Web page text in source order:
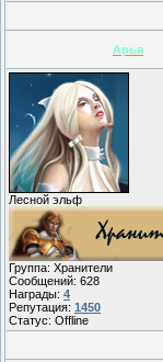
Арья
Лесной эльф
Группа: Хранители
Сообщений: 628
Награды: 4
Репутация: 1450
Статус: Offline